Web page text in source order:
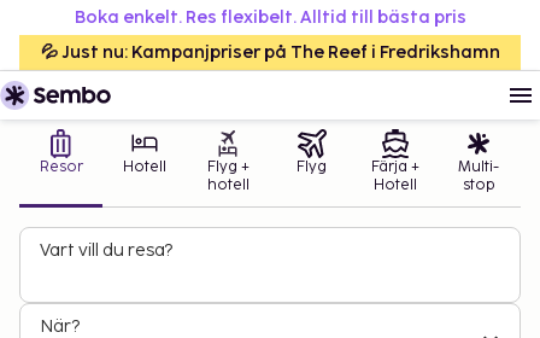
Boka enkelt. Res flexibelt. Alltid till bästa pris
💦 Just nu: Kampanjpriser på The Reef i Fredrikshamn
Resor Hotell
Flyg +
hotell
Flyg
Färja +
Hotell
Multi-
stop
Vart vill du resa?
När?